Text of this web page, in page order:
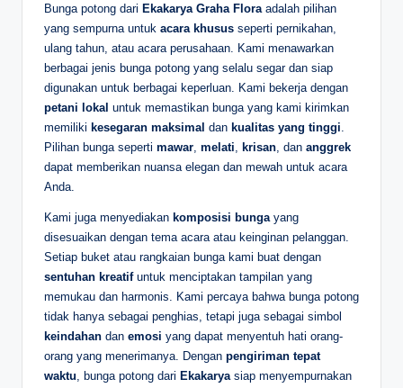
Bunga potong dari Ekakarya Graha Floraadalah pilihan
yang sempurna untuk acara khusus seperti pernikahan,
ulang tahun, atau acara perusahaan. Kami menawarkan
berbagai jenis bunga potong yang selalu segar dan siap
digunakan untuk berbagai keperluan. Kami bekerja dengan
petani lokal untuk memastikan bunga yang kami kirimkan
memiliki kesegaran maksimal dan kualitas yang tinggi.
Pilihan bunga seperti mawar, melati, krisan, dan anggrek
dapat memberikan nuansa elegan dan mewah untuk acara
Anda.
Kami juga menyediakan komposisi bungayang
disesuaikan dengan tema acara atau keinginan pelanggan.
Setiap buket atau rangkaian bunga kami buat dengan
sentuhan kreatifuntuk menciptakan tampilan yang
memukau dan harmonis. Kami percaya bahwa bunga potong
tidak hanya sebagai penghias, tetapi juga sebagai simbol
keindahan dan emosi yang dapat menyentuh hati orang-
orang yang menerimanya. Dengan pengiriman tepat
waktu, bunga potong dari Ekakaryasiap menyempurnakan